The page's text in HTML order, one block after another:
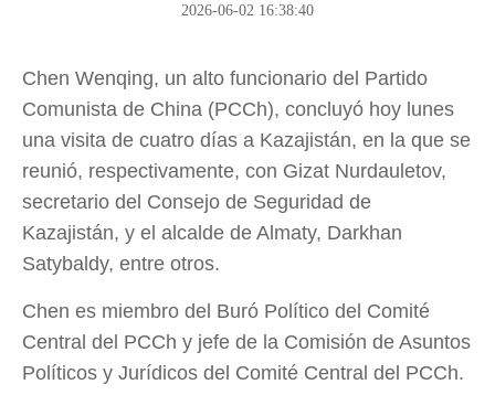
2026-06-02 16:38:40
Chen Wenqing, un alto funcionario del Partido
Comunista de China (PCCh), concluyó hoy lunes
una visita de cuatro días a Kazajistán, en la que se
reunió, respectivamente, con Gizat Nurdauletov,
secretario del Consejo de Seguridad de
Kazajistán, y el alcalde de Almaty, Darkhan
Satybaldy, entre otros.
Chen es miembro del Buró Político del Comité
Central del PCCh y jefe de la Comisión de Asuntos
Políticos y Jurídicos del Comité Central del PCCh.